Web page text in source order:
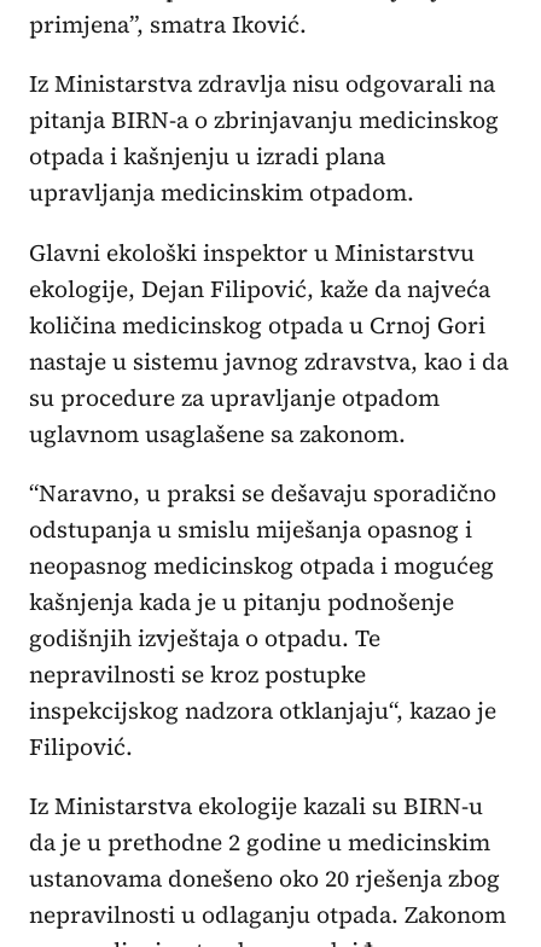
primjena”, smatra Iković.
Iz Ministarstva zdravlja nisu odgovarali na
pitanja BIRN-a o zbrinjavanju medicinskog
otpada i kašnjenju u izradi plana
upravljanja medicinskim otpadom.
Glavni ekološki inspektor u Ministarstvu
ekologije, Dejan Filipović, kaže da najveća
količina medicinskog otpada u Crnoj Gori
nastaje u sistemu javnog zdravstva, kao i da
su procedure za upravljanje otpadom
uglavnom usaglašene sa zakonom.
“Naravno, u praksi se dešavaju sporadično
odstupanja u smislu miješanja opasnog i
neopasnog medicinskog otpada i mogućeg
kašnjenja kada je u pitanju podnošenje
godišnjih izvještaja o otpadu. Te
nepravilnosti se kroz postupke
inspekcijskog nadzora otklanjaju“, kazao je
Filipović.
Iz Ministarstva ekologije kazali su BIRN-u
da je u prethodne 2 godine u medicinskim
ustanovama donešeno oko 20 rješenja zbog
nepravilnosti u odlaganju otpada. Zakonom